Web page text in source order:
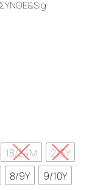
18/24M
2/3Y
8/9Y 9/10Y